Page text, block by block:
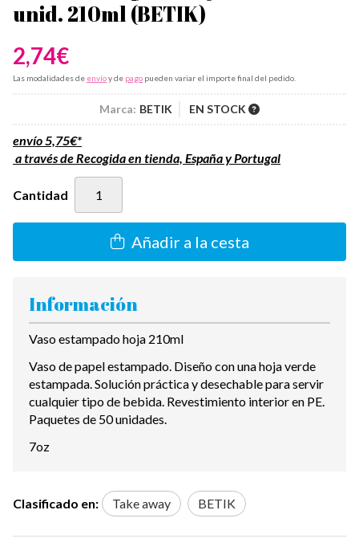
unid. 210ml(BETIK)
2,74€
Las modalidades de envíoy de pago pueden variar el importe final del pedido.
Marca: BETIK EN STOCK
envío5,75€*
a través deRecogida en tienda, España y Portugal
Cantidad
Añadir a la cesta
Información
Vaso estampado hoja 210ml
Vaso de papel estampado. Diseño con una hoja verde
estampada. Solución práctica y desechable para servir
cualquier tipo de bebida. Revestimiento interior en PE.
Paquetes de 50 unidades.
7oz
Clasificado en: Take away BETIK